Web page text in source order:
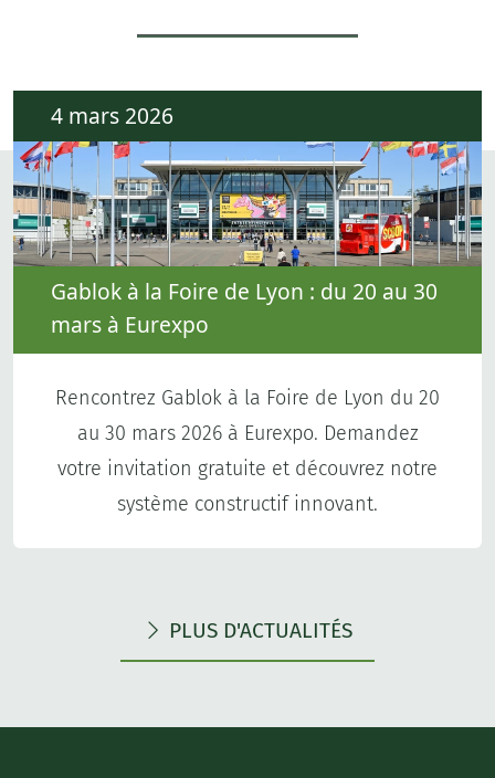
4 mars 2026
Gablok à la Foire de Lyon : du 20 au 30
mars à Eurexpo
Rencontrez Gablok à la Foire de Lyon du 20
au 30 mars 2026 à Eurexpo. Demandez
votre invitation gratuite et découvrez notre
système constructif innovant.
PLUS D'ACTUALITÉS